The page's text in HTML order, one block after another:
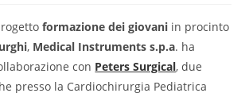
formazione dei giovani in procinto
, Medical Instruments s.p.a. ha
con Peters Surgical, due
presso la Cardiochirurgia Pediatrica